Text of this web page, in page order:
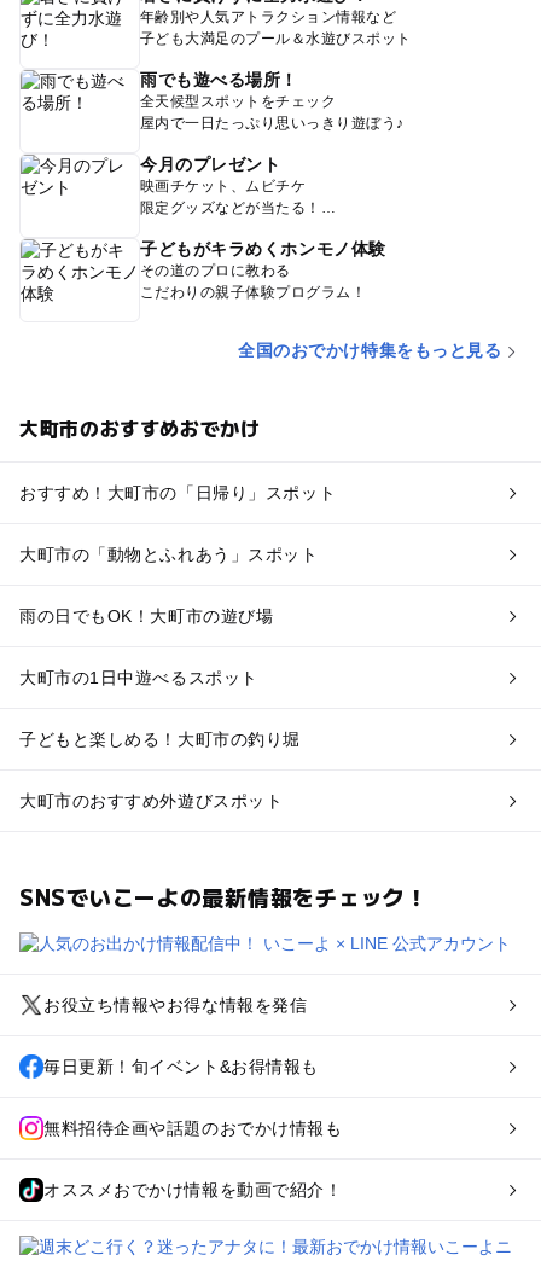
年齢別や人気アトラクション情報など
子ども大満足のプール＆水遊びスポット
雨でも遊べる場所！
全天候型スポットをチェック
屋内で一日たっぷり思いっきり遊ぼう♪
今月のプレゼント
映画チケット、ムビチケ
限定グッズなどが当たる！
子どもがキラめくホンモノ体験
その道のプロに教わる
こだわりの親子体験プログラム！
全国のおでかけ特集をもっと見る
大町市のおすすめおでかけ
おすすめ！大町市の「日帰り」スポット
大町市の「動物とふれあう」スポット
雨の日でもOK！大町市の遊び場
大町市の1日中遊べるスポット
子どもと楽しめる！大町市の釣り堀
大町市のおすすめ外遊びスポット
SNSでいこーよの最新情報をチェック！
お役立ち情報やお得な情報を発信
毎日更新！旬イベント&お得情報も
無料招待企画や話題のおでかけ情報も
オススメおでかけ情報を動画で紹介！